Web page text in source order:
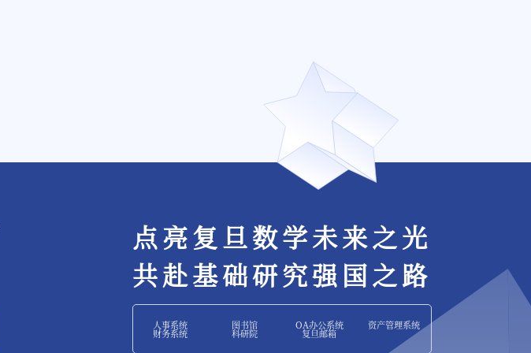
点亮复旦数学未来之光
共赴基础研究强国之路
人事系统 图书馆 OA办公系统 资产管理系统
财务系统 科研院 复旦邮箱